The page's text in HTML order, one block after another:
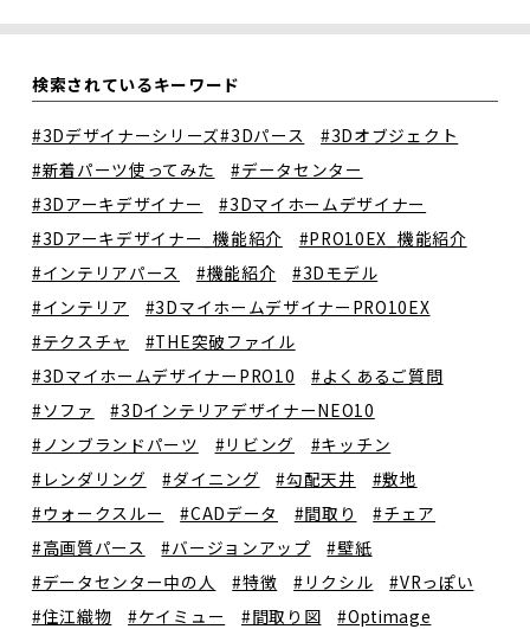
検索されているキーワード
#3Dデザイナーシリーズ#3Dパース
#3Dオブジェクト
#新着パーツ使ってみた
#データセンター
#3Dアーキデザイナー
#3Dマイホームデザイナー
#3Dアーキデザイナー_機能紹介
#PRO10EX_機能紹介
#インテリアパース
#機能紹介
#3Dモデル
#インテリア
#3DマイホームデザイナーPRO10EX
#テクスチャ
#THE突破ファイル
#3DマイホームデザイナーPRO10
#よくあるご質問
#ソファ
#3DインテリアデザイナーNEO10
#ノンブランドパーツ
#リビング
#キッチン
#レンダリング
#ダイニング #勾配天井
#敷地
#ウォークスルー
#CADデータ #間取り
#チェア
#高画質パース
#バージョンアップ
#壁紙
#データセンター中の人
#特徴 #リクシル
#VRっぽい
#住江織物
#ケイミュー #間取り図
#Optimage